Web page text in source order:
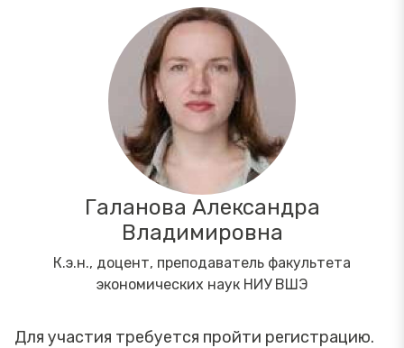
Галанова Александра
Владимировна
К.э.н., доцент, преподаватель факультета
экономических наук НИУ ВШЭ
Для участия требуется пройти регистрацию.